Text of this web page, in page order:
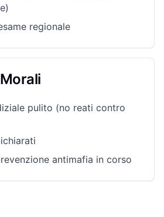
regionale
pulito (no reati contro
antimafia in corso